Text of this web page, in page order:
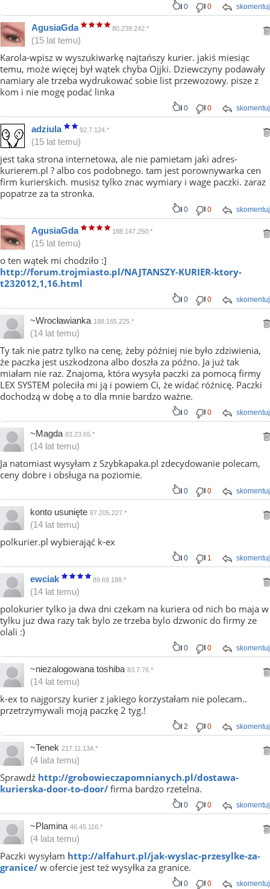
skomentuj
0 0
AgusiaGda 80.239.242.*
(15 lat temu)
Karola-wpisz w wyszukiwarkę najtańszy kurier. jakiś miesiąc
temu, może więcej był wątek chyba Ojjki. Dziewczyny podawały
namiary ale trzeba wydrukować sobie list przewozowy. pisze z
kom i nie mogę podać linka
skomentuj
0 0
adziula 92.7.124.*
(15 lat temu)
jest taka strona internetowa, ale nie pamietam jaki adres-
kurierem.pl ? albo cos podobnego. tam jest porownywarka cen
firm kurierskich. musisz tylko znac wymiary i wage paczki. zaraz
popatrze za ta stronka.
skomentuj
0 0
AgusiaGda 188.147.250.*
(15 lat temu)
o ten wątek mi chodziło :]
http://forum.trojmiasto.pl/NAJTANSZY-KURIER-ktory-
t232012,1,16.html
skomentuj
0 0
~Wrocławianka 188.165.225.*
(14 lat temu)
Ty tak nie patrz tylko na cenę, żeby później nie było zdziwienia,
że paczka jest uszkodzona albo doszła za późno. Ja już tak
miałam nie raz. Znajoma, która wysyła paczki za pomocą firmy
LEX SYSTEM poleciła mi ją i powiem Ci, że widać różnicę. Paczki
dochodzą w dobę a to dla mnie bardzo ważne.
skomentuj
0 0
~Magda 83.23.65.*
(14 lat temu)
Ja natomiast wysyłam z Szybkapaka.pl zdecydowanie polecam,
ceny dobre i obsługa na poziomie.
skomentuj
0 0
konto usunięte 87.205.227.*
(14 lat temu)
polkurier.pl wybierająć k-ex
skomentuj
0 1
ewciak 89.69.188.*
(14 lat temu)
polokurier tylko ja dwa dni czekam na kuriera od nich bo maja w
tylku juz dwa razy tak bylo ze trzeba bylo dzwonic do firmy ze
olali :)
skomentuj
0 0
~niezalogowana toshiba 83.7.76.*
(14 lat temu)
k-ex to najgorszy kurier z jakiego korzystałam nie polecam..
przetrzymywali moją paczkę 2 tyg.!
skomentuj
2 0
~Tenek 217.11.134.*
(4 lata temu)
Sprawdź http://grobowieczapomnianych.pl/dostawa-
kurierska-door-to-door/ firma bardzo rzetelna.
skomentuj
0 0
~Plamina 46.45.116.*
(4 lata temu)
Paczki wysyłam http://alfahurt.pl/jak-wyslac-przesylke-za-
granice/ w ofercie jest też wysyłka za granice.
skomentuj
0 0